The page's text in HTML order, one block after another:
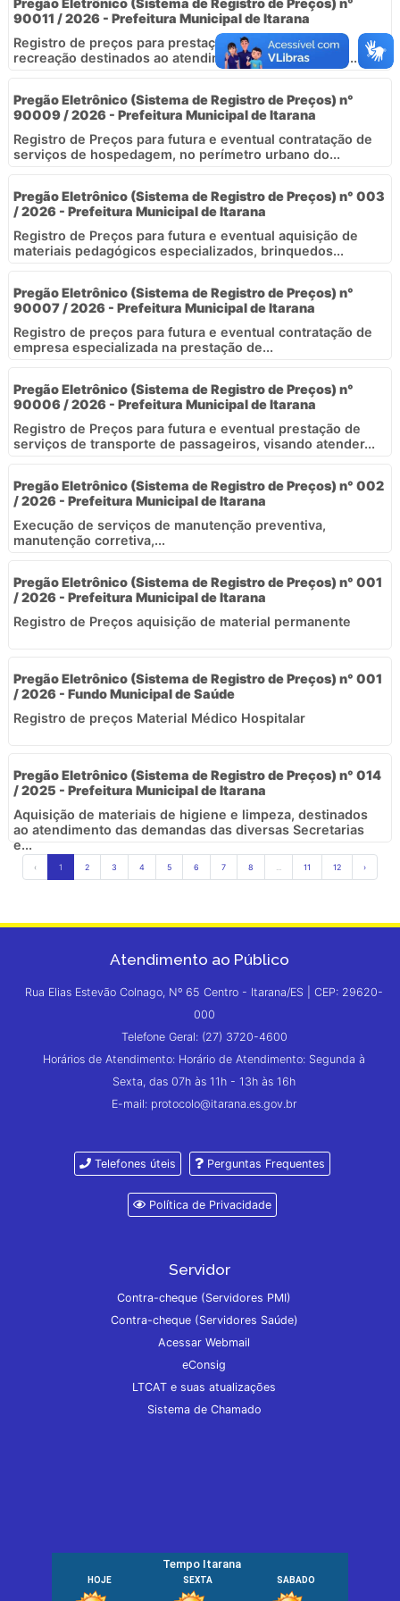
90011 / 2026 - Prefeitura Municipal de Itarana
Registro de preços para prestação de serviços de
recreação destinados ao atendimento das demandas...
Pregão Eletrônico (Sistema de Registro de Preços) n°
90009 / 2026 - Prefeitura Municipal de Itarana
Registro de Preços para futura e eventual contratação de
serviços de hospedagem, no perímetro urbano do...
Pregão Eletrônico (Sistema de Registro de Preços) n° 003
/ 2026 - Prefeitura Municipal de Itarana
Registro de Preços para futura e eventual aquisição de
materiais pedagógicos especializados, brinquedos...
Pregão Eletrônico (Sistema de Registro de Preços) n°
90007 / 2026 - Prefeitura Municipal de Itarana
Registro de preços para futura e eventual contratação de
empresa especializada na prestação de...
Pregão Eletrônico (Sistema de Registro de Preços) n°
90006 / 2026 - Prefeitura Municipal de Itarana
Registro de Preços para futura e eventual prestação de
serviços de transporte de passageiros, visando atender...
Pregão Eletrônico (Sistema de Registro de Preços) n° 002
/ 2026 - Prefeitura Municipal de Itarana
Execução de serviços de manutenção preventiva,
manutenção corretiva,...
Pregão Eletrônico (Sistema de Registro de Preços) n° 001
/ 2026 - Prefeitura Municipal de Itarana
Registro de Preços aquisição de material permanente
Pregão Eletrônico (Sistema de Registro de Preços) n° 001
/ 2026 - Fundo Municipal de Saúde
Registro de preços Material Médico Hospitalar
Pregão Eletrônico (Sistema de Registro de Preços) n° 014
/ 2025 - Prefeitura Municipal de Itarana
Aquisição de materiais de higiene e limpeza, destinados
ao atendimento das demandas das diversas Secretarias
e...
‹ 1 2 3 4 5 6 7 8 11 12 ›
Atendimento ao Público
Rua Elias Estevão Colnago, Nº 65 Centro - Itarana/ES | CEP: 29620-
000
Telefone Geral: (27) 3720-4600
Horários de Atendimento: Horário de Atendimento: Segunda à
Sexta, das 07h às 11h - 13h às 16h
E-mail: protocolo@itarana.es.gov.br
Telefones úteis Perguntas Frequentes
Política de Privacidade
Servidor
Contra-cheque (Servidores PMI)
Contra-cheque (Servidores Saúde)
Acessar Webmail
eConsig
LTCAT e suas atualizações
Sistema de Chamado